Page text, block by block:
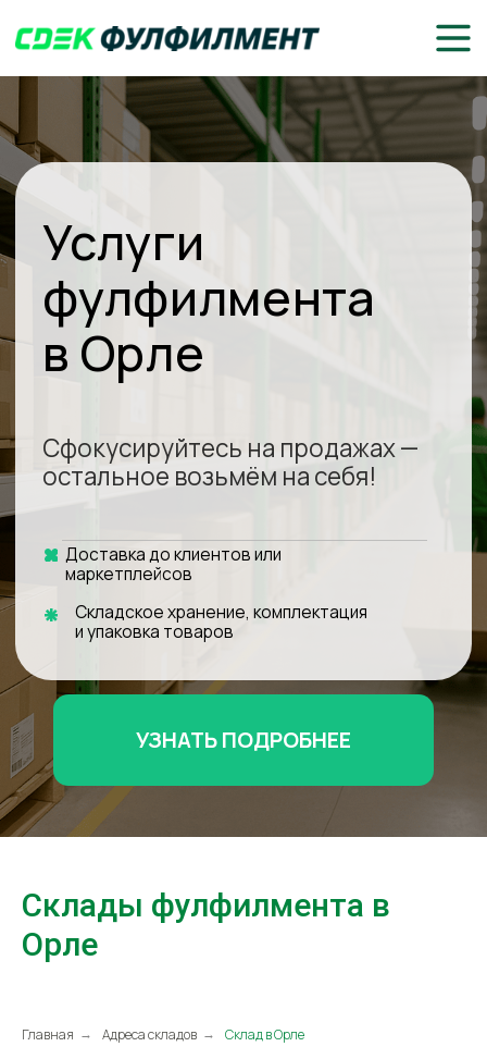
Услуги
в Орле
Сфокусируйтесь на продажах —
остальное возьмём на себя!
Складское хранение, комплектация
и упаковка товаров
Склады фулфилмента в
Орле
Главная → Адреса складов → Склад в Орле